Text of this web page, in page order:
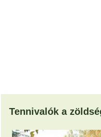
Tennivalók a